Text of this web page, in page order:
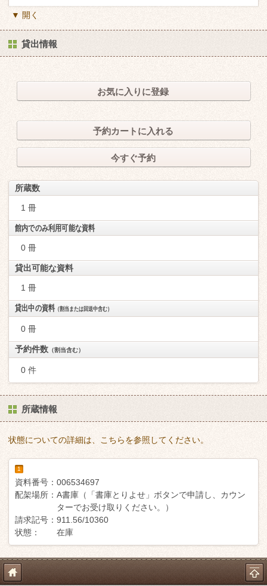
▼ 開く
貸出情報
お気に入りに登録
予約カートに入れる
今すぐ予約
所蔵数
1 冊
館内でのみ利用可能な資料
0 冊
貸出可能な資料
1 冊
貸出中の資料（割当または回送中含む）
0 冊
予約件数 （割当含む）
0 件
所蔵情報
状態についての詳細は、こちらを参照してください。
1
資料番号： 006534697
配架場所： A書庫（「書庫とりよせ」ボタンで申請し、カウン
ターでお受け取りください。）
請求記号： 911.56/10360
状態：
在庫